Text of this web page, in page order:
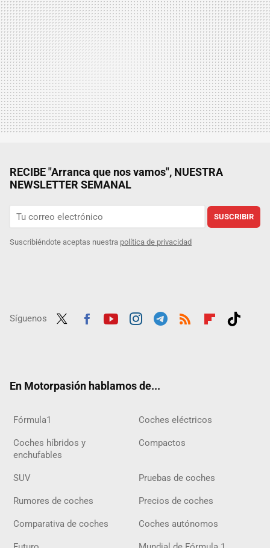
RECIBE "Arranca que nos vamos", NUESTRA
NEWSLETTER SEMANAL
SUSCRIBIR
Suscribiéndote aceptas nuestra política de privacidad
Síguenos
En Motorpasión hablamos de...
Fórmula1 Coches eléctricos
Coches híbridos y
enchufables
Compactos
SUV Pruebas de coches
Rumores de coches Precios de coches
Comparativa de coches Coches autónomos